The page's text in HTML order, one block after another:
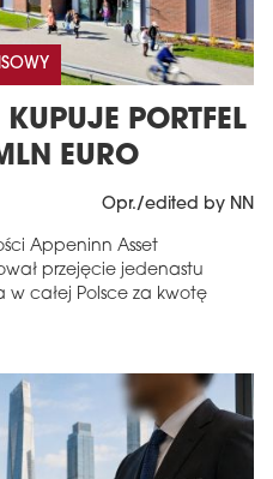
PORTFEL
EURO
Opr./edited by NN
Appeninn Asset
przejęcie jedenastu
całej Polsce za kwotę